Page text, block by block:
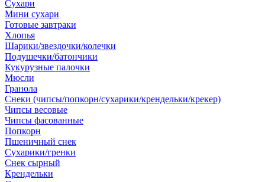
Сухари
Мини сухари
Готовые завтраки
Хлопья
Шарики/звездочки/колечки
Подушечки/батончики
Кукурузные палочки
Мюсли
Гранола
Снеки (чипсы/попкорн/сухарики/крендельки/крекер)
Чипсы весовые
Чипсы фасованные
Попкорн
Пшеничный снек
Сухарики/гренки
Снек сырный
Крендельки